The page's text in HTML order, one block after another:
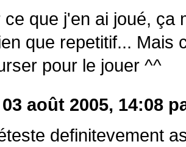
ce que j'en ai joué, ça
que repetitif... Mais
pour le jouer ^^
août 2005, 14:08
definitevement